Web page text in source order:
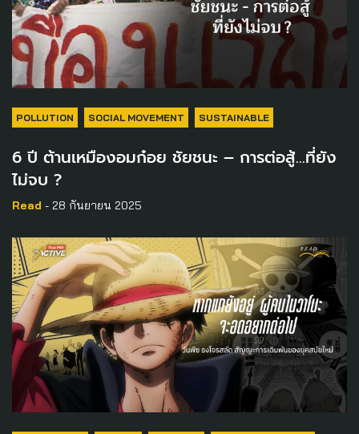
POLLUTION SOCIAL MOVEMENT SUSTAINABLE
6 ปี ต้านเหมืองอมก๋อย ชัยชนะ – การต่อสู้…ที่ยัง
ไม่จบ ?
Read - 28 กันยายน 2025